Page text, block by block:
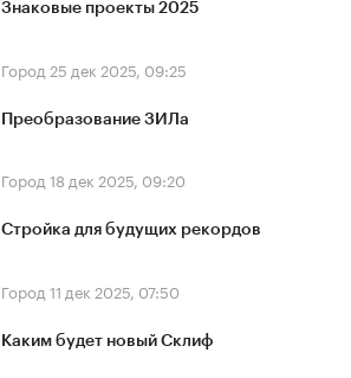
Знаковые проекты 2025
Город 25 дек 2025, 09:25
Преобразование ЗИЛа
Город 18 дек 2025, 09:20
Стройка для будущих рекордов
Город 11 дек 2025, 07:50
Каким будет новый Склиф